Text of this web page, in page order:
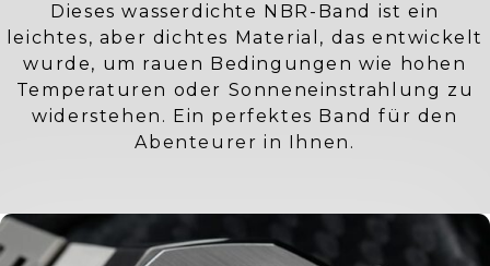
Dieses wasserdichte NBR-Band ist ein
leichtes, aber dichtes Material, das entwickelt
wurde, um rauen Bedingungen wie hohen
Temperaturen oder Sonneneinstrahlung zu
widerstehen. Ein perfektes Band für den
Abenteurer in Ihnen.